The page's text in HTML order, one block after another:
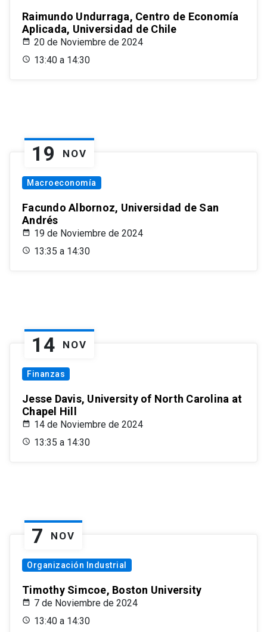
Raimundo Undurraga, Centro de Economía
Aplicada, Universidad de Chile
20 de Noviembre de 2024
13:40 a 14:30
19 NOV
Macroeconomía
Facundo Albornoz, Universidad de San
Andrés
19 de Noviembre de 2024
13:35 a 14:30
14 NOV
Finanzas
Jesse Davis, University of North Carolina at
Chapel Hill
14 de Noviembre de 2024
13:35 a 14:30
7 NOV
Organización Industrial
Timothy Simcoe, Boston University
7 de Noviembre de 2024
13:40 a 14:30